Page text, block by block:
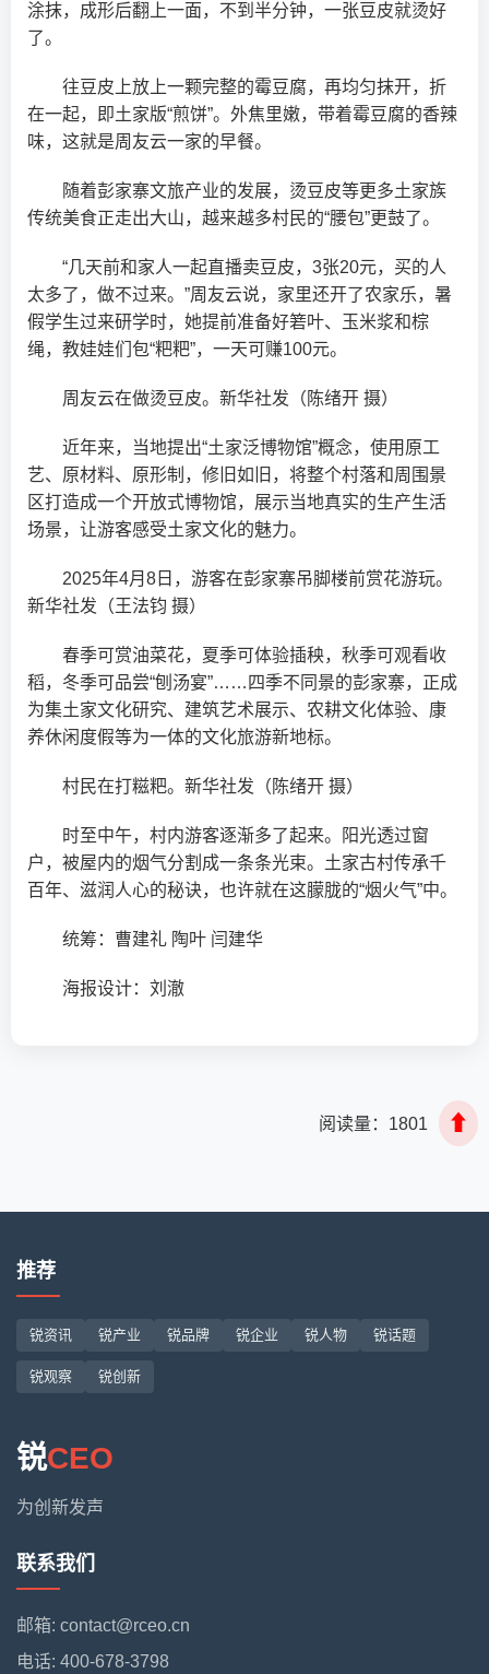
涂抹，成形后翻上一面，不到半分钟，一张豆皮就烫好
了。
往豆皮上放上一颗完整的霉豆腐，再均匀抹开，折
在一起，即土家版“煎饼”。外焦里嫩，带着霉豆腐的香辣
味，这就是周友云一家的早餐。
随着彭家寨文旅产业的发展，烫豆皮等更多土家族
传统美食正走出大山，越来越多村民的“腰包”更鼓了。
“几天前和家人一起直播卖豆皮，3张20元，买的人
太多了，做不过来。”周友云说，家里还开了农家乐，暑
假学生过来研学时，她提前准备好箬叶、玉米浆和棕
绳，教娃娃们包“粑粑”，一天可赚100元。
周友云在做烫豆皮。新华社发（陈绪开 摄）
近年来，当地提出“土家泛博物馆”概念，使用原工
艺、原材料、原形制，修旧如旧，将整个村落和周围景
区打造成一个开放式博物馆，展示当地真实的生产生活
场景，让游客感受土家文化的魅力。
2025年4月8日，游客在彭家寨吊脚楼前赏花游玩。
新华社发（王法钧 摄）
春季可赏油菜花，夏季可体验插秧，秋季可观看收
稻，冬季可品尝“刨汤宴”……四季不同景的彭家寨，正成
为集土家文化研究、建筑艺术展示、农耕文化体验、康
养休闲度假等为一体的文化旅游新地标。
村民在打糍粑。新华社发（陈绪开 摄）
时至中午，村内游客逐渐多了起来。阳光透过窗
户，被屋内的烟气分割成一条条光束。土家古村传承千
百年、滋润人心的秘诀，也许就在这朦胧的“烟火气”中。
统筹：曹建礼 陶叶 闫建华
海报设计：刘澈
阅读量： 1801 ⬆
推荐
锐资讯 锐产业 锐品牌 锐企业 锐人物 锐话题
锐观察 锐创新
锐CEO
为创新发声
联系我们
邮箱: contact@rceo.cn
电话: 400-678-3798